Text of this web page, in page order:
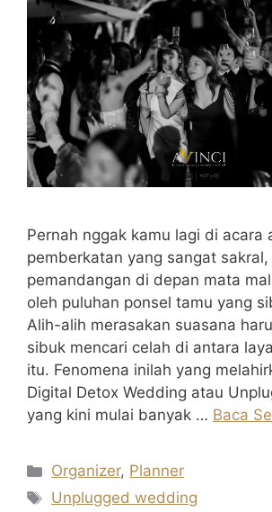
Pernah nggak kamu lagi di acara
pemberkatan yang sangat sakral,
pemandangan di depan mata
oleh puluhan ponsel tamu yang
Alih-alih merasakan suasana
sibuk mencari celah di antara
itu. Fenomena inilah yang
Digital Detox Wedding atau
yang kini mulai banyak … Baca
Kategori
Organizer, Planner
Tag
Unplugged wedding